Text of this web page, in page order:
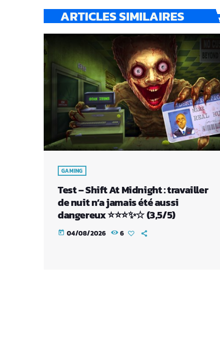
ARTICLES SIMILAIRES
GAMING
Test – Shift At Midnight : travailler
de nuit n’a jamais été aussi
dangereux ⭐⭐⭐✨☆ (3,5/5)
today 04/08/2026 6